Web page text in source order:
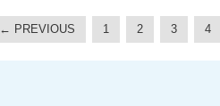
← PREVIOUS 1 2 3 4